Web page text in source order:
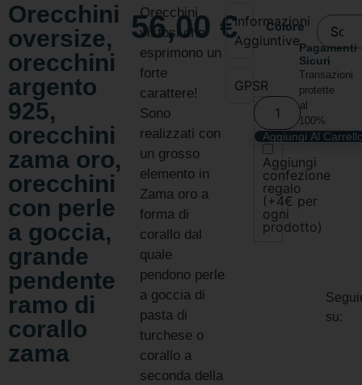
Orecchini
oversize,
orecchini
argento
925,
orecchini
zama oro,
orecchini
con perle
a goccia,
grande
pendente
ramo di
corallo
zama
56,00 €
Orecchini
vistosi che
esprimono un
forte
carattere!
Sono
realizzati con
un grosso
elemento in
Zama oro a
forma di
corallo dal
quale
pendono perle
a goccia di
pasta di
turchese o
corallo a
seconda della
Informazioni
Aggiuntive
GPSR
Colore
Aggiungi Al
Aggiungi
confezione
regalo
(+4€ per
ogni
prodotto)
Pagamenti
Sicuri
Transazioni
protette
al
100%
su: